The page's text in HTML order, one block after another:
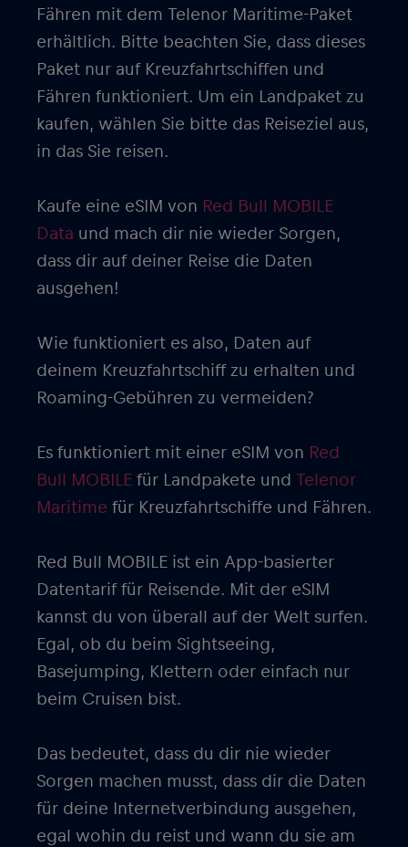
Fähren mit dem Telenor Maritime-Paket
erhältlich. Bitte beachten Sie, dass dieses
Paket nur auf Kreuzfahrtschiffen und
Fähren funktioniert. Um ein Landpaket zu
kaufen, wählen Sie bitte das Reiseziel aus,
in das Sie reisen.
Kaufe eine eSIM von Red Bull MOBILE
Data und mach dir nie wieder Sorgen,
dass dir auf deiner Reise die Daten
ausgehen!
Wie funktioniert es also, Daten auf
deinem Kreuzfahrtschiff zu erhalten und
Roaming-Gebühren zu vermeiden?
Es funktioniert mit einer eSIM von Red
Bull MOBILE für Landpakete und Telenor
Maritime für Kreuzfahrtschiffe und Fähren.
Red Bull MOBILE ist ein App-basierter
Datentarif für Reisende. Mit der eSIM
kannst du von überall auf der Welt surfen.
Egal, ob du beim Sightseeing,
Basejumping, Klettern oder einfach nur
beim Cruisen bist.
Das bedeutet, dass du dir nie wieder
Sorgen machen musst, dass dir die Daten
für deine Internetverbindung ausgehen,
egal wohin du reist und wann du sie am